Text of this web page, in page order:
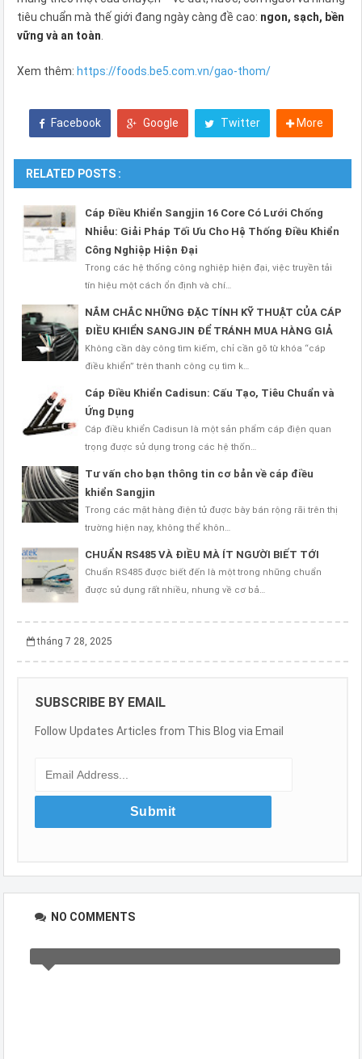
tiêu chuẩn mà thế giới đang ngày càng đề cao: ngon, sạch, bền
vững và an toàn
Xem thêm: https://foods.be5.com.vn/gao-thom/
Facebook Google Twitter More
RELATED POSTS :
Cáp Điều Khiển Sangjin 16 Core Có Lưới Chống
Nhiễu: Giải Pháp Tối Ưu Cho Hệ Thống Điều Khiển
Công Nghiệp Hiện Đại
Trong các hệ thống công nghiệp hiện đại, việc truyền tải
tín hiệu một cách ổn định và chí…
NẮM CHẮC NHỮNG ĐẶC TÍNH KỸ THUẬT CỦA CÁP
ĐIỀU KHIỂN SANGJIN ĐỂ TRÁNH MUA HÀNG GIẢ
Không cần dày công tìm kiếm, chỉ cần gõ từ khóa “cáp
điều khiển” trên thanh công cụ tìm k…
Cáp Điều Khiển Cadisun: Cấu Tạo, Tiêu Chuẩn và
Ứng Dụng
Cáp điều khiển Cadisun là một sản phẩm cáp điện quan
trọng được sử dụng trong các hệ thốn…
Tư vấn cho bạn thông tin cơ bản về cáp điều
khiển Sangjin
Trong các mặt hàng điện tử được bày bán rộng rãi trên thị
trường hiện nay, không thể khôn…
CHUẨN RS485 VÀ ĐIỀU MÀ ÍT NGƯỜI BIẾT TỚI
Chuẩn RS485 được biết đến là một trong những chuẩn
được sử dụng rất nhiều, nhưng về cơ bả…
tháng 7 28, 2025
SUBSCRIBE BY EMAIL
Follow Updates Articles from This Blog via Email
NO COMMENTS